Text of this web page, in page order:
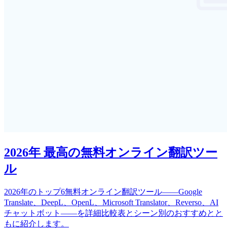
2026年 最高の無料オンライン翻訳ツー
ル
2026年のトップ6無料オンライン翻訳ツール——Google
Translate、DeepL、OpenL、Microsoft Translator、Reverso、AI
チャットボット——を詳細比較表とシーン別のおすすめとと
もに紹介します。